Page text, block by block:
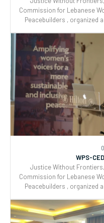
WPS-
Justice Without
Commission for Lebanese
Peacebuilders , organized
CEDAW General
Reporting and Joint